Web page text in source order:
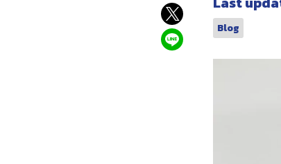
Blog